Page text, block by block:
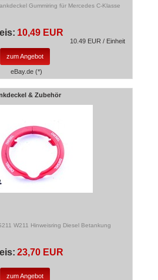
Gummiring für Mercedes C-Klasse
10,49 EUR
10.49 EUR / Einheit
zum Angebot
eBay.de (*)
& Zubehör
W211 Hinweisring Diesel Betankung
23,70 EUR
zum Angebot